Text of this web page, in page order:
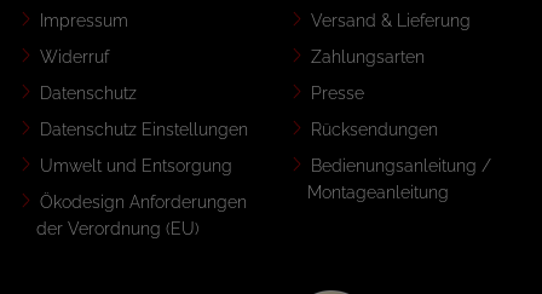
Impressum
Widerruf
Datenschutz
Datenschutz Einstellungen
Umwelt und Entsorgung
Ökodesign Anforderungen
der Verordnung (EU)
Versand & Lieferung
Zahlungsarten
Presse
Rücksendungen
Bedienungsanleitung /
Montageanleitung